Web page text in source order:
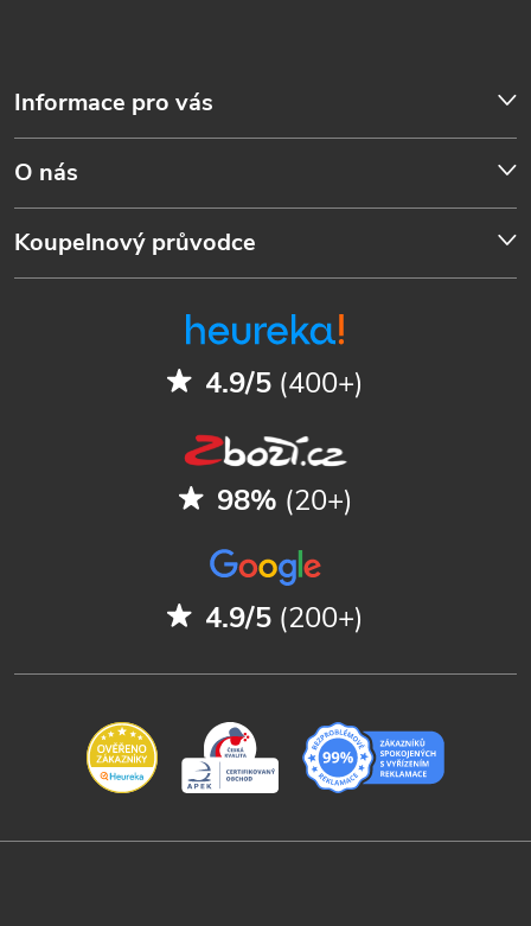
Informace pro vás
O nás
Koupelnový průvodce
4.9/5 (400+)
98% (20+)
4.9/5 (200+)